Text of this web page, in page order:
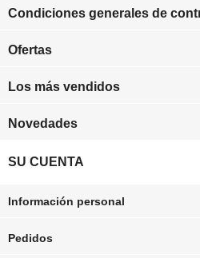
Condiciones generales de
Ofertas
Los más vendidos
Novedades
SU CUENTA
Información personal
Pedidos